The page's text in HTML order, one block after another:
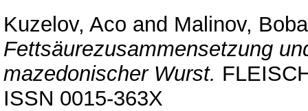
Kuzelov, Aco and Malinov,
Fettsäurezusammensetzung
mazedonischer Wurst.
ISSN 0015-363X